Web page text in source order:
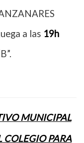
a las 19h
MUNICIPAL
COLEGIO PARA